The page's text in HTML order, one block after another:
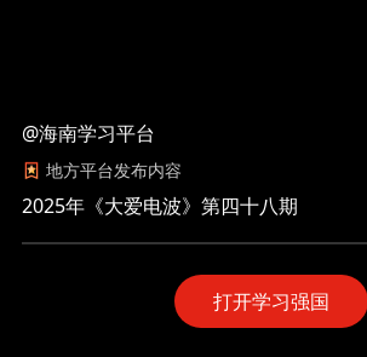
打开学习强国
@海南学习平台
地方平台发布内容
2025年《大爱电波》第四十八期